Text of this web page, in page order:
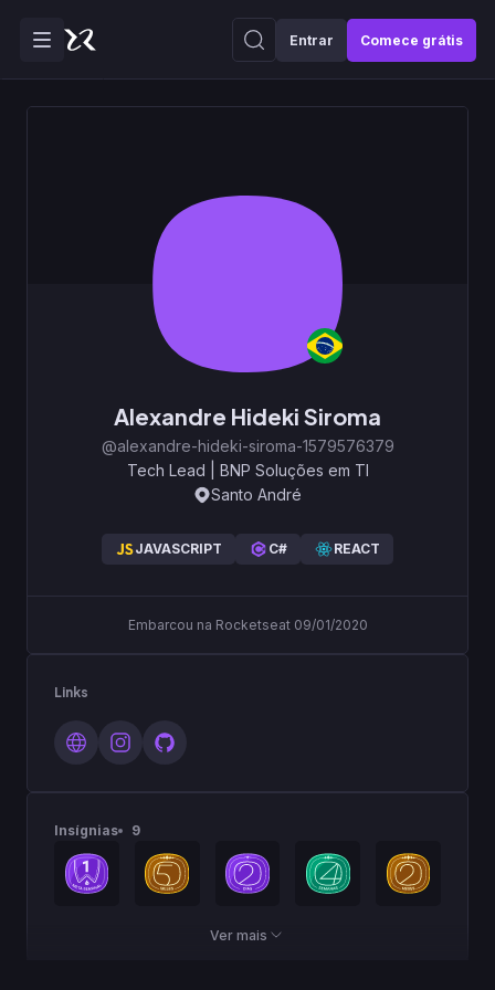
Entrar Comece grátis
Alexandre Hideki Siroma
@alexandre-hideki-siroma-1579576379
Tech Lead
BNP Soluções em TI
Santo André
JAVASCRIPT C# REACT
Embarcou na Rocketseat 09/01/2020
Links
Insígnias 9
Ver mais